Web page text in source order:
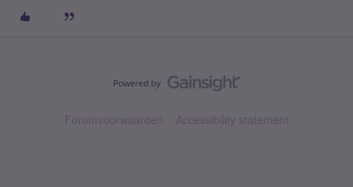
Forumvoorwaarden Accessibility statement